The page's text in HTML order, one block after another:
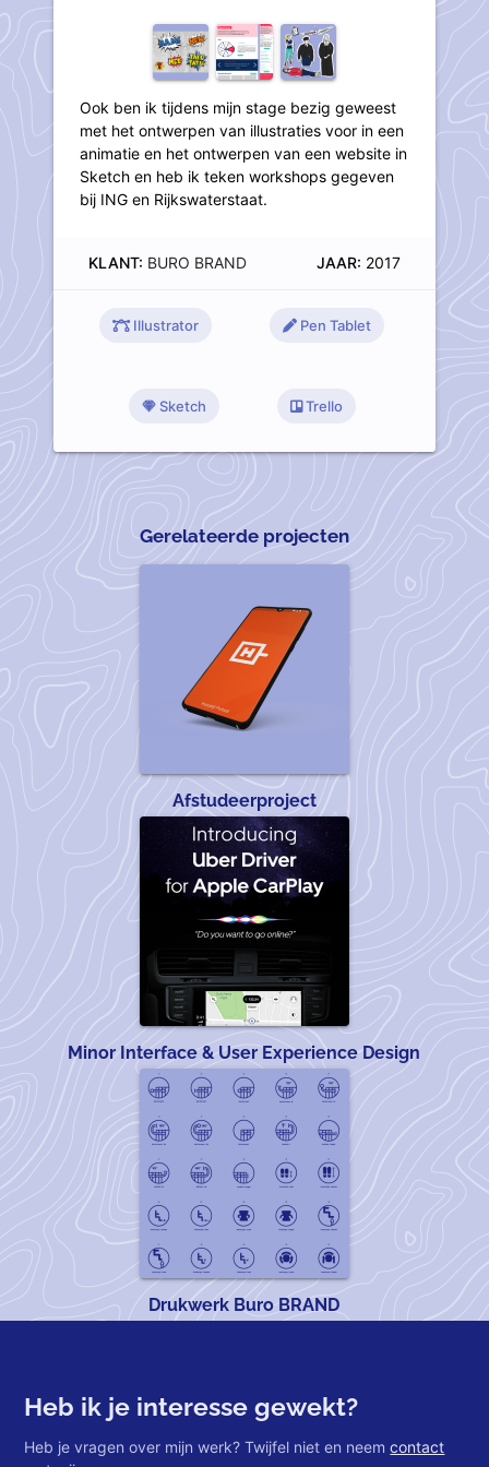
Ook ben ik tijdens mijn stage bezig geweest
met het ontwerpen van illustraties voor in een
animatie en het ontwerpen van een website in
Sketch en heb ik teken workshops gegeven
bij ING en Rijkswaterstaat.
KLANT: BURO BRAND JAAR: 2017
Illustrator Pen Tablet
Sketch Trello
Gerelateerde projecten
Afstudeerproject
Minor Interface & User Experience Design
Drukwerk Buro BRAND
Heb ik je interesse gewekt?
Heb je vragen over mijn werk? Twijfel niet en neemcontact